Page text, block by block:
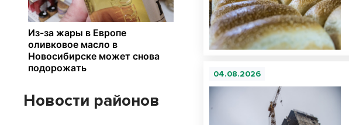
04.08.2026
Новости районов